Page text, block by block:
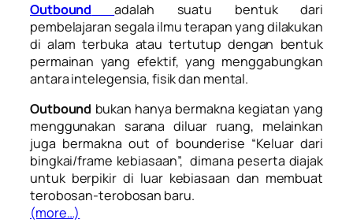
Outbound
adalah suatu bentuk dari
pembelajaran segala ilmu terapan yang dilakukan
di alam terbuka atau tertutup dengan bentuk
permainan yang efektif, yang menggabungkan
antara intelegensia, fisik dan mental.
Outbound bukan hanya bermakna kegiatan yang
menggunakan sarana diluar ruang, melainkan
juga bermaknaout of bounderise “Keluar dari
bingkai/frame kebiasaan”, dimana peserta diajak
untuk berpikir di luar kebiasaan dan membuat
terobosan-terobosan baru.
(more…)